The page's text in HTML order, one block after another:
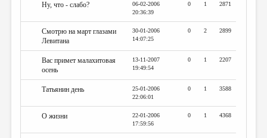
Ну, что - слабо?
06-02-2006
20:36:39
0 1 2871
Смотрю на март глазами
Левитана
30-01-2006
14:07:25
0 2 2899
Вас примет малахитовая
осень
13-11-2007
19:49:54
0 1 2207
Татьянин день
25-01-2006
22:06:01
0 1 3588
О жизни
22-01-2006
17:59:56
0 1 4368